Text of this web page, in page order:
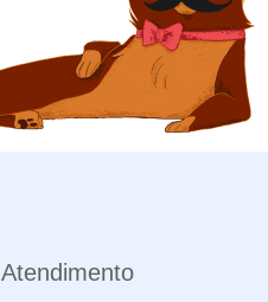
Atendimento